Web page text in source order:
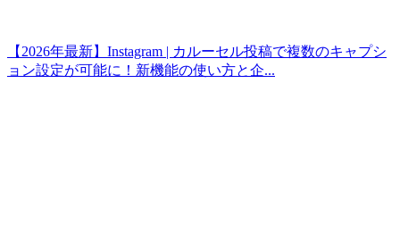
【2026年最新】Instagram | カルーセル投稿で複数のキャプシ
ョン設定が可能に！新機能の使い方と企...